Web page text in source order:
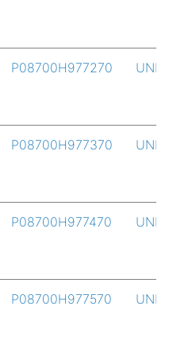
P08700H977270 UND
P08700H977370 UND
P08700H977470 UND
P08700H977570 UND